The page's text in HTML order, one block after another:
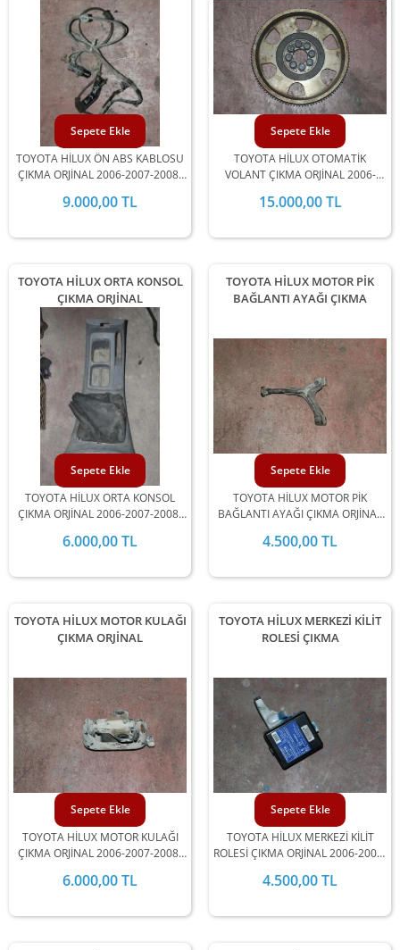
TOYOTA HİLUX ÖN ABS KABLOSU
ÇIKMA ORJİNAL 2006-2007-2008-
ARALIĞINDA STOKLARIMIZDA
9.000,00 TL
Sepete Ekle
TOYOTA HİLUX OTOMATİK
VOLANT ÇIKMA ORJİNAL 2006-
MODEL ARALIĞINDA
15.000,00 TL
Sepete Ekle
TOYOTA HİLUX ORTA KONSOL
ÇIKMA ORJİNAL
TOYOTA HİLUX ORTA KONSOL
ÇIKMA ORJİNAL 2006-2007-2008-
ARALIĞINDA STOKLARIMIZDA
6.000,00 TL
Sepete Ekle
TOYOTA HİLUX MOTOR PİK
BAĞLANTI AYAĞI ÇIKMA
TOYOTA HİLUX MOTOR PİK
BAĞLANTI AYAĞI ÇIKMA ORJİNAL
2012 MODEL ARALIĞINDA
4.500,00 TL
Sepete Ekle
TOYOTA HİLUX MOTOR KULAĞI
ÇIKMA ORJİNAL
TOYOTA HİLUX MOTOR KULAĞI
ÇIKMA ORJİNAL 2006-2007-2008-
ARALIĞINDA STOKLARIMIZDA
6.000,00 TL
Sepete Ekle
TOYOTA HİLUX MERKEZİ KİLİT
ROLESİ ÇIKMA
TOYOTA HİLUX MERKEZİ KİLİT
ROLESİ ÇIKMA ORJİNAL 2006-2007-
MODEL ARALIĞINDA
4.500,00 TL
Sepete Ekle